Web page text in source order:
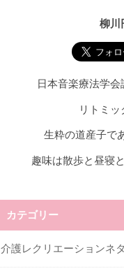
柳川
日本音楽療法学
リトミッ
生粋の道産子で
趣味は散歩と昼寝
カテゴリー
介護レクリエーションネタ